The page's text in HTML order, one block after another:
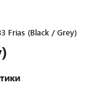
Frias (Black / Grey)